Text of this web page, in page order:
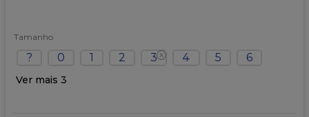
Tamanho
? 0 1 2 3 4 5 6
Ver mais 3